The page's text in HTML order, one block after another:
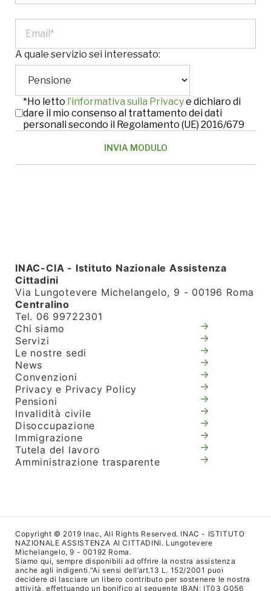
A quale servizio sei interessato:
*Ho letto l’informativa sulla Privacye dichiaro di
dare il mio consenso al trattamento dei dati
personali secondo il Regolamento (UE) 2016/679
INAC-CIA - Istituto Nazionale Assistenza
Cittadini
Via Lungotevere Michelangelo, 9 - 00196 Roma
Centralino
Tel. 06 99722301
Chi siamo
Servizi
Le nostre sedi
News
Convenzioni
Privacy e Privacy Policy
Pensioni
Invalidità civile
Disoccupazione
Immigrazione
Tutela del lavoro
Amministrazione trasparente
Copyright © 2019 Inac, All Rights Reserved. INAC - ISTITUTO
NAZIONALE ASSISTENZA AI CITTADINI. Lungotevere
Michelangelo, 9 - 00192 Roma.
Siamo qui, sempre disponibili ad offrire la nostra assistenza
anche agli indigenti."Ai sensi dell’art.13 L. 152/2001 puoi
decidere di lasciare un libero contributo per sostenere le nostra
attività, effettuando un bonifico al seguente IBAN: IT03 G056